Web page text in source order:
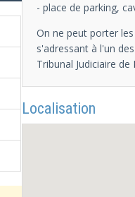
- place de parking,
On ne peut porter
s'adressant à l'un
Tribunal Judiciaire de
Localisation